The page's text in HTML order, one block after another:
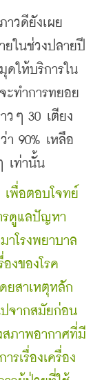
วดียังเผย
ในช่วงปลายปี
ดให้บริการใน
ะทำการทยอย
วๆ 30 เตียง
90% เหลือ
เท่านั้น
พื่อตอบโจทย์
รดูแลปัญหา
าโรงพยาบาล
งของโรค
ยสาเหตุหลัก
จากสมัยก่อน
สภาพอากาศที่มี
รเรื่องเครื่อง